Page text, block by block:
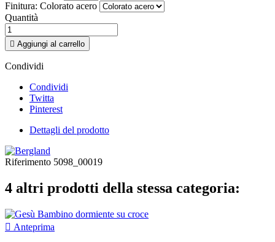
Finitura: Colorato acero
Quantità
 Aggiungi al carrello
Condividi
Condividi
Twitta
Pinterest
Dettagli del prodotto
Riferimento 5098_00019
4 altri prodotti della stessa categoria:
 Anteprima